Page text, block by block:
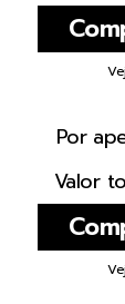
Por
Valor